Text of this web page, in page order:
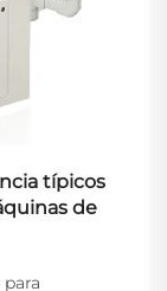
típicos
de